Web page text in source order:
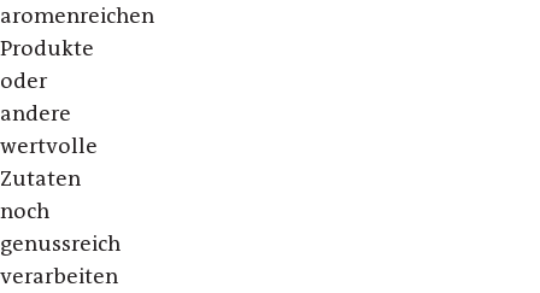
aromenreichen
Produkte
oder
andere
wertvolle
Zutaten
noch
genussreich
verarbeiten